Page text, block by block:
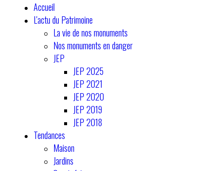
Accueil
L'actu du Patrimoine
La vie de nos monuments
Nos monuments en danger
JEP
JEP 2025
JEP 2021
JEP 2020
JEP 2019
JEP 2018
Tendances
Maison
Jardins